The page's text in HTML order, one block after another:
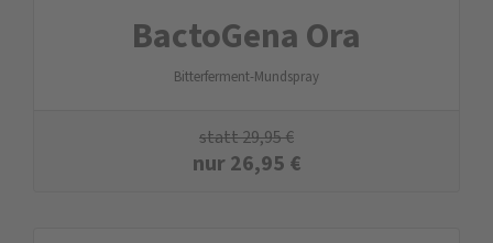
BactoGena Ora
Bitterferment-Mundspray
statt29,95€
nur26,95 €